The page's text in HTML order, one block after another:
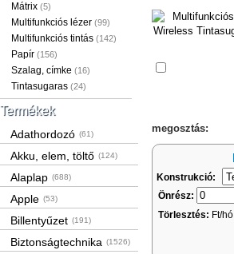
Mátrix (5)
Multifunkciós lézer (99)
Multifunkciós tintás (142)
Papír (156)
Szalag, címke (16)
Tintasugaras (24)
Termékek
Adathordozó (61)
Akku, elem, töltő (124)
Alaplap (688)
Apple (53)
Billentyűzet (191)
Biztonságtechnika (1526)
megosztás:
Konstrukció:
Önrész:
Törlesztés: Ft/hó